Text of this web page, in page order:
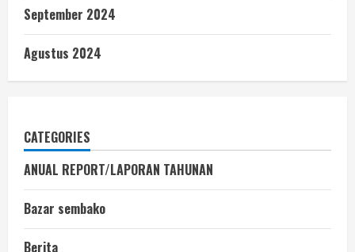
September 2024
Agustus 2024
CATEGORIES
ANUAL REPORT/LAPORAN TAHUNAN
Bazar sembako
Berita